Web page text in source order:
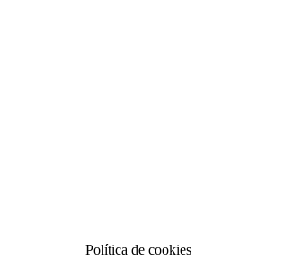
Política de cookies